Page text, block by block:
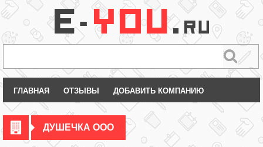
ГЛАВНАЯ ОТЗЫВЫ ДОБАВИТЬ КОМПАНИЮ
ДУШЕЧКА ООО